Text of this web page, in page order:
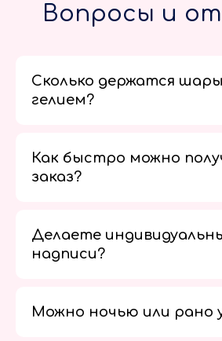
Вопросы и
Сколько держатся
гелием?
Как быстро можно
заказ?
Делаете
надписи?
Можно ночью или рано